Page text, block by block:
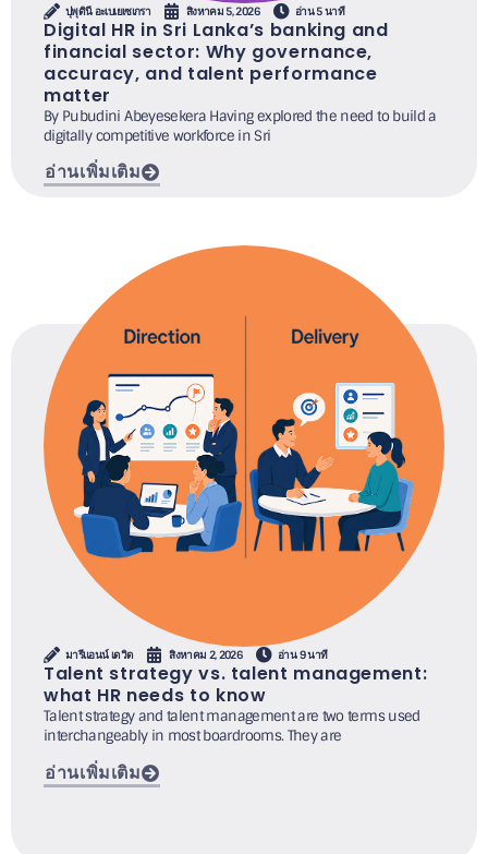
ปุพุดินี อะเบเยเซเกรา สิงหาคม 5, 2026 อ่าน 5 นาที
Digital HR in Sri Lanka’s banking and
financial sector: Why governance,
accuracy, and talent performance
matter
By Pubudini Abeyesekera Having explored the need to build a
digitally competitive workforce in Sri
อ่านเพิ่มเติม
มารีแอนน์ เดวิด สิงหาคม 2, 2026 อ่าน 9 นาที
Talent strategy vs. talent management:
what HR needs to know
Talent strategy and talent management are two terms used
interchangeably in most boardrooms. They are
อ่านเพิ่มเติม